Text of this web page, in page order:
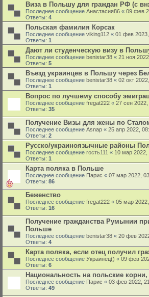
Виза в Польшу для граждан РФ (с
Последнее сообщение Анастасия86 « 09 фев
Ответы: 4
Польская фамилия Корсак
Последнее сообщение viking112 « 01 фев
Ответы: 1
Дают ли студенческую визу в
Последнее сообщение benistar38 « 21 ноя
Ответы: 5
Въезд украинцев в Польшу через
Последнее сообщение benistar38 « 02 окт
Ответы: 1
Вопрос по лучшему способу
Последнее сообщение fregat222 « 27 сен
Ответы: 35
Получение Визы для жены по
Последнее сообщение Asnap « 25 апр 2022,
Ответы: 2
Русско/украиноязычные районы
Последнее сообщение гость111 « 10 мар 2022,
Ответы: 1
Карта поляка в Польше
Последнее сообщение Парис « 07 мар 2022,
Ответы: 86
Беженство
Последнее сообщение fregat222 « 05 мар
Ответы: 16
Получение гражданства Румынии
Польше
Последнее сообщение benistar38 « 20 фев
Ответы: 4
Карта поляка, если отец получил
Последнее сообщение Украинец() « 09 фев
Ответы: 6
Национальность на польские
Последнее сообщение Парис « 03 фев 2022,
Ответы: 49